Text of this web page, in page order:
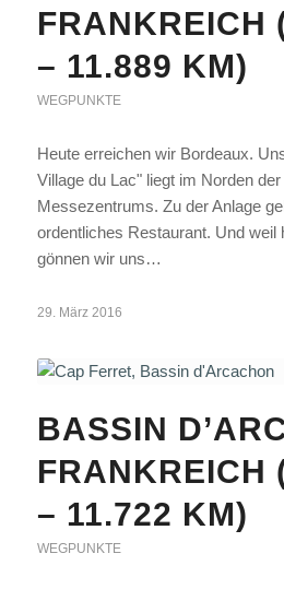
FRANKREICH
– 11.889 KM)
WEGPUNKTE
Heute erreichen wir Bordeaux.
Village du Lac" liegt im Norden
Messezentrums. Zu der Anlage
ordentliches Restaurant. Und weil
gönnen wir uns…
29. März 2016
BASSIN
FRANKREICH
– 11.722 KM)
WEGPUNKTE